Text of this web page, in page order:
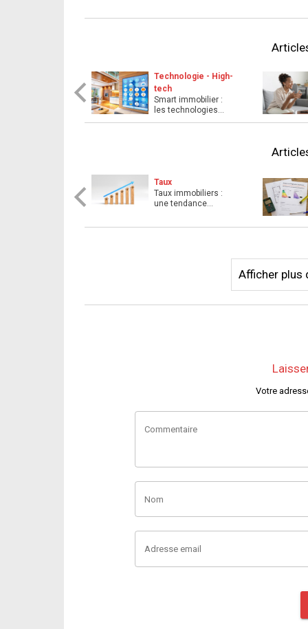
Technologie - High-
tech
Smart immobilier :
les technologies
Taux
Taux immobiliers :
une tendance
Afficher plus
Votre
Commentaire
Nom
Adresse email